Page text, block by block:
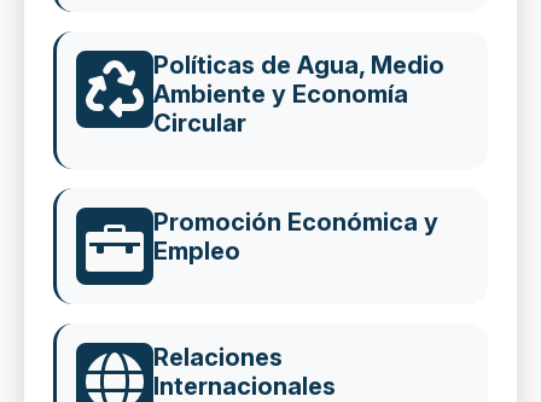
Políticas de Agua, Medio
Ambiente y Economía
Circular
Promoción Económica y
Empleo
Relaciones
Internacionales